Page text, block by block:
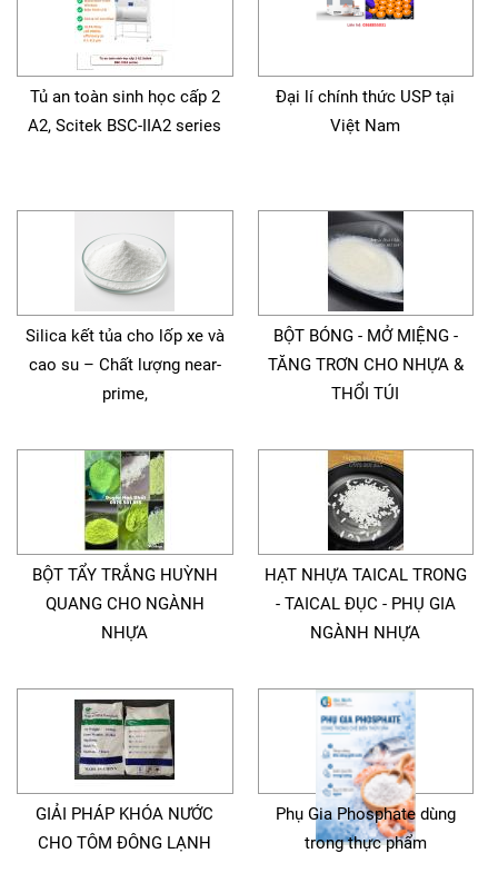
Tủ an toàn sinh học cấp 2
A2, Scitek BSC-IIA2 series
Đại lí chính thức USP tại
Việt Nam
Silica kết tủa cho lốp xe và
cao su – Chất lượng near-
prime,
BỘT BÓNG - MỞ MIỆNG -
TĂNG TRƠN CHO NHỰA &
THỔI TÚI
BỘT TẨY TRẮNG HUỲNH
QUANG CHO NGÀNH
NHỰA
HẠT NHỰA TAICAL TRONG
- TAICAL ĐỤC - PHỤ GIA
NGÀNH NHỰA
GIẢI PHÁP KHÓA NƯỚC
CHO TÔM ĐÔNG LẠNH
Phụ Gia Phosphate dùng
trong thực phẩm